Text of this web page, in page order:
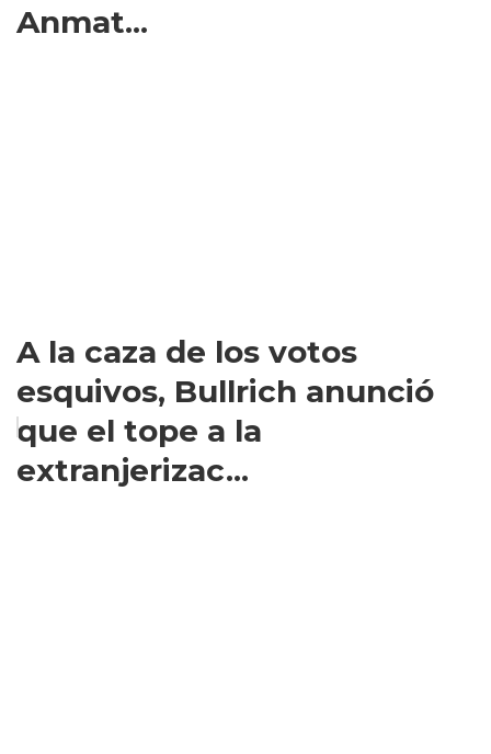
Anmat...
A la caza de los votos
esquivos, Bullrich anunció
que el tope a la
extranjerizac...